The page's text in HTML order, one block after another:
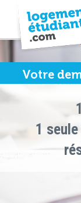
Votre
1